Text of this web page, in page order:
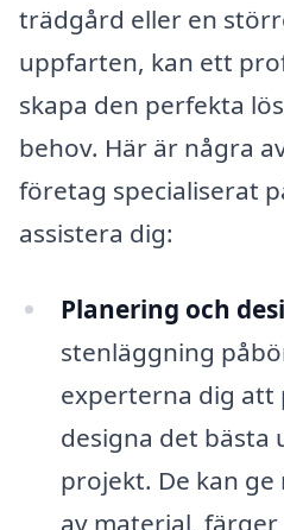
trädgård eller en
uppfarten, kan ett
skapa den perfekta
behov. Här är några
företag specialiserat
assistera dig:
Planering och
stenläggning
experterna dig att
designa det
projekt. De kan
av material,